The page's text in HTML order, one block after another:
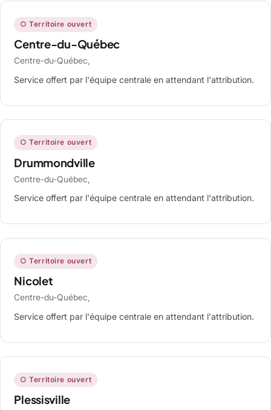
○ Territoire ouvert
Centre-du-Québec
Centre-du-Québec,
Service offert par l'équipe centrale en attendant l'attribution.
○ Territoire ouvert
Drummondville
Centre-du-Québec,
Service offert par l'équipe centrale en attendant l'attribution.
○ Territoire ouvert
Nicolet
Centre-du-Québec,
Service offert par l'équipe centrale en attendant l'attribution.
○ Territoire ouvert
Plessisville